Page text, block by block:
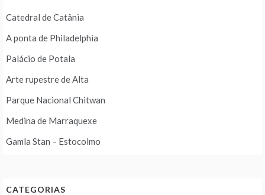
Catedral de Catânia
A ponta de Philadelphia
Palácio de Potala
Arte rupestre de Alta
Parque Nacional Chitwan
Medina de Marraquexe
Gamla Stan – Estocolmo
CATEGORIAS